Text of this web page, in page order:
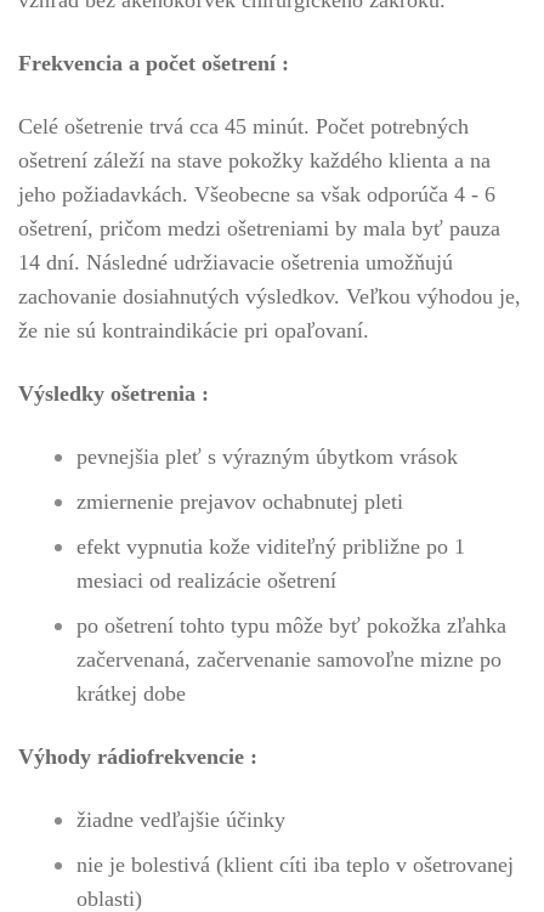
Frekvencia a počet ošetrení :
Celé ošetrenie trvá cca 45 minút. Počet potrebných
ošetrení záleží na stave pokožky každého klienta a na
jeho požiadavkách. Všeobecne sa však odporúča 4 - 6
ošetrení, pričom medzi ošetreniami by mala byť pauza
14 dní. Následné udržiavacie ošetrenia umožňujú
zachovanie dosiahnutých výsledkov. Veľkou výhodou je,
že nie sú kontraindikácie pri opaľovaní.
Výsledky ošetrenia :
pevnejšia pleť s výrazným úbytkom vrások
zmiernenie prejavov ochabnutej pleti
efekt vypnutia kože viditeľný približne po 1
mesiaci od realizácie ošetrení
po ošetrení tohto typu môže byť pokožka zľahka
začervenaná, začervenanie samovoľne mizne po
krátkej dobe
Výhody rádiofrekvencie :
žiadne vedľajšie účinky
nie je bolestivá (klient cíti iba teplo v ošetrovanej
oblasti)